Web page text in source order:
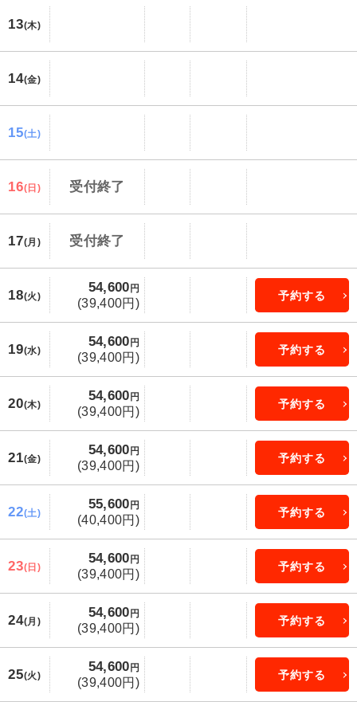
13(木)
14(金)
15(土)
16(日) 受付終了
17(月) 受付終了
18(火)
54,600 円
(39,400円)
予約する
19(水)
54,600 円
(39,400円)
予約する
20(木)
54,600 円
(39,400円)
予約する
21(金)
54,600 円
(39,400円)
予約する
22(土)
55,600 円
(40,400円)
予約する
23(日)
54,600 円
(39,400円)
予約する
24(月)
54,600 円
(39,400円)
予約する
25(火)
54,600 円
(39,400円)
予約する